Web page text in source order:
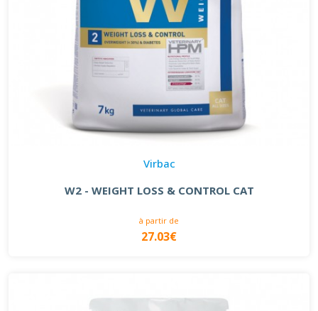
Virbac
W2 - WEIGHT LOSS & CONTROL CAT
à partir de
27.03€